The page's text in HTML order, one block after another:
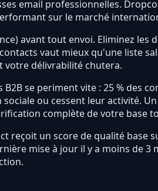
email professionnelles.
sur le marché
avant tout envoi. Eliminez
vaut mieux qu'une liste
votre délivrabilité chutera.
se periment vite : 25 % des
ou cessent leur activité.
complète de votre base
reçoit un score de qualité
mise à jour il y a moins de 3